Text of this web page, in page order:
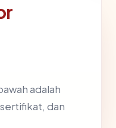
adalah
dan